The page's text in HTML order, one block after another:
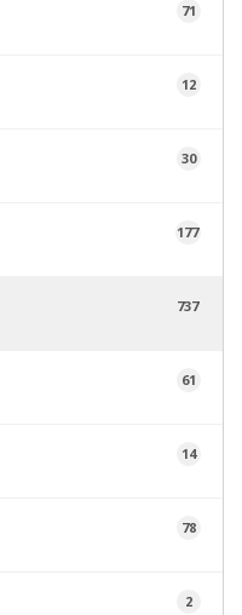
71
12
30
177
737
61
14
78
2